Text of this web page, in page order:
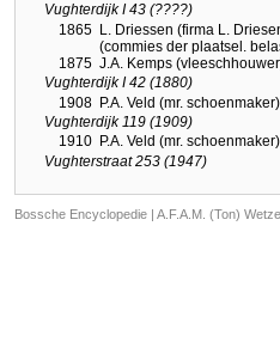
Vughterdijk I 43 (????)
1865 L. Driessen (firma L.
(commies der plaatsel.
1875 J.A. Kemps
Vughterdijk I 42 (1880)
1908 P.A. Veld (mr. schoenmaker)
Vughterdijk 119 (1909)
1910 P.A. Veld (mr. schoenmaker)
Vughterstraat 253 (1947)
Bossche Encyclopedie | A.F.A.M. (Ton)